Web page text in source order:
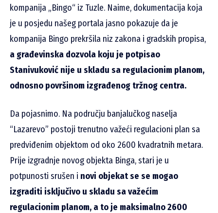
kompanija „Bingo“ iz Tuzle. Naime, dokumentacija koja
je u posjedu našeg portala jasno pokazuje da je
kompanija Bingo prekršila niz zakona i gradskih propisa,
a građevinska dozvola koju je potpisao
Stanivuković nije u skladu sa regulacionim planom,
odnosno površinom izgrađenog tržnog centra.
Da pojasnimo. Na području banjalučkog naselja
“Lazarevo” postoji trenutno važeći regulacioni plan sa
predviđenim objektom od oko 2600 kvadratnih metara.
Prije izgradnje novog objekta Binga, stari je u
potpunosti srušen i novi objekat se se mogao
izgraditi isključivo u skladu sa važećim
regulacionim planom, a to je maksimalno 2600